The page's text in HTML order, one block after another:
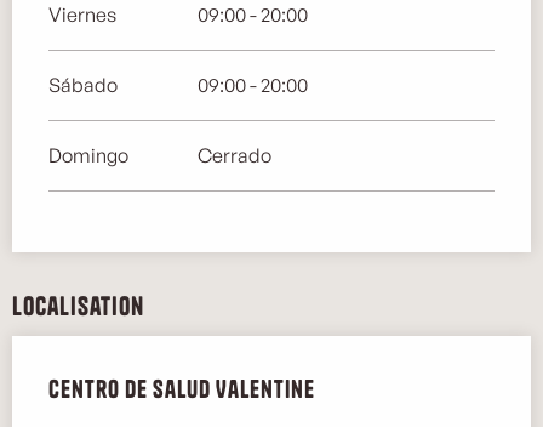
Viernes 09:00 - 20:00
Sábado 09:00 - 20:00
Domingo Cerrado
Localisation
Centro de Salud Valentine